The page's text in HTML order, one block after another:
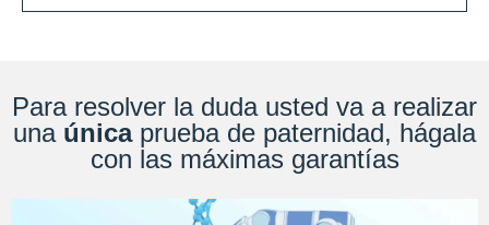
Para resolver la duda usted va a realizar
una únicaprueba de paternidad, hágala
con las máximas garantías